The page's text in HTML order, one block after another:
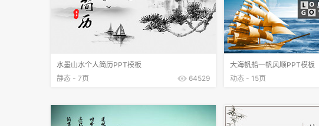
水墨山水个人简历PPT模板
静态 - 7页
64529
大海帆船一帆风顺PPT模板
动态 - 15页